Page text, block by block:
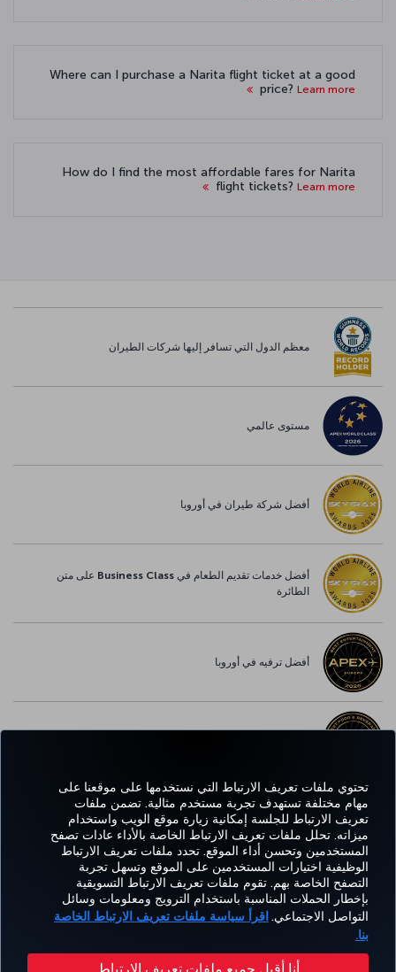
تحتوي ملفات تعريف الارتباط التي نستخدمها على موقعنا على
مهام مختلفة تستهدف تجربة مستخدم مثالية. تضمن ملفات
تعريف الارتباط للجلسة إمكانية زيارة موقع الويب واستخدام
ميزاته. تحلل ملفات تعريف الارتباط الخاصة بالأداء عادات تصفح
المستخدمين وتحسن أداء الموقع. تحدد ملفات تعريف الارتباط
الوظيفية اختيارات المستخدمين على الموقع وتسهل تجربة
التصفح الخاصة بهم. تقوم ملفات تعريف الارتباط التسويقية
بإخطار الحملات المناسبة باستخدام الترويج ومعلومات وسائل
التواصل الاجتماعي. اقرأ سياسة ملفات تعريف الارتباط الخاصة
بنا.
أنا أقبل جميع ملفات تعريف الارتباط
Where can I purchase a Narita flight ticket at a good
price? Learn more
How do I find the most affordable fares for Narita
flight tickets? Learn more
معظم الدول التي تسافر إليها شركات الطيران
مستوى عالمي
أفضل شركة طيران في أوروبا
أفضل خدمات تقديم الطعام في Business Class على متن
الطائرة
أفضل ترفيه في أوروبا
Facebook
Twitter
Instagram
YouTube
LinkedIn
تيك توك
Blog
Pinterest
الحجز
والإدارة
خبرة
العروض
والوجهات
مساعدة MILES&SMILES
CORPORATE
CLUB
سياسة الخصوصية وملفات تعريف الارتباط حقوق المسافر